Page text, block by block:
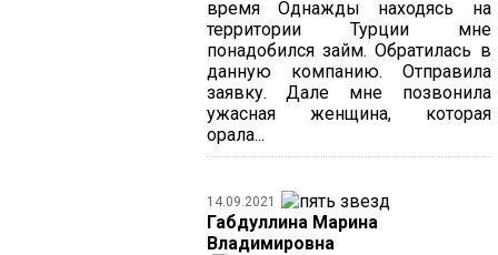
время Однажды находясь на
территории Турции мне
понадобился займ. Обратилась в
данную компанию. Отправила
заявку. Дале мне позвонила
ужасная женщина, которая
орала...
14.09.2021
Габдуллина Марина
Владимировна